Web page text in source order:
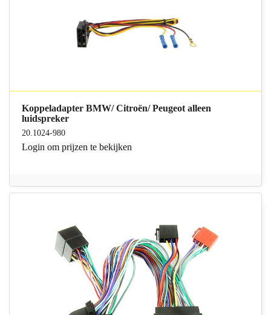
Koppeladapter BMW/ Citroën/ Peugeot alleen
luidspreker
20.1024-980
Login om prijzen te bekijken